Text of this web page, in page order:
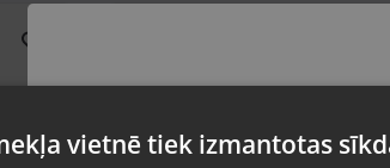
valsti
vietnē tiek izmantotas